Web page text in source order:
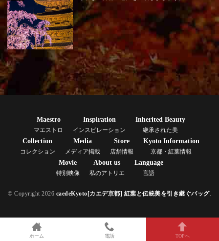
Maestro
マエストロ
Inspiration
インスピレーション
Inherited Beauty
継承された美
Collection
コレクション
Media
メディア掲載
Store
店舗情報
Kyoto Information
京都・紅葉情報
Movie
特別映像
About us
私のアトリエ
Language
言語
© Copyright 2026 caedeKyoto[カエデ京都] 紅葉と伝統美を引き継ぐバッグ.
ホーム 電話 TOPへ